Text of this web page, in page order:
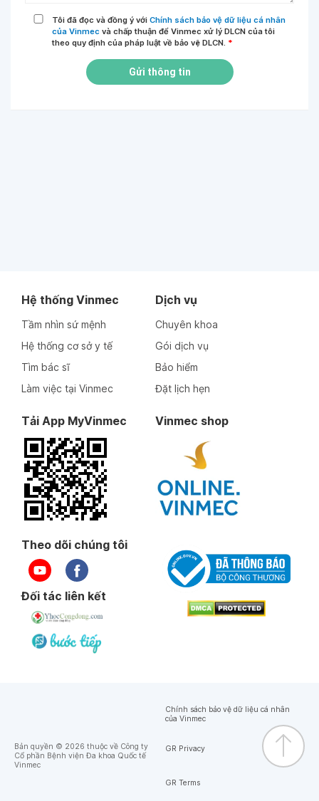
Tôi đã đọc và đồng ý với Chính sách bảo vệ dữ liệu cá nhân
của Vinmec và chấp thuận để Vinmec xử lý DLCN của tôi
theo quy định của pháp luật về bảo vệ DLCN. *
Gửi thông tin
Hệ thống Vinmec
Tầm nhìn sứ mệnh
Hệ thống cơ sở y tế
Tìm bác sĩ
Làm việc tại Vinmec
Dịch vụ
Chuyên khoa
Gói dịch vụ
Bảo hiểm
Đặt lịch hẹn
Tải App MyVinmec Vinmec shop
Theo dõi chúng tôi
Đối tác liên kết
Bản quyền © 2026 thuộc về Công ty
Cổ phần Bệnh viện Đa khoa Quốc tế
Vinmec
Chính sách bảo vệ dữ liệu cá nhân
của Vinmec
GR Privacy
GR Terms